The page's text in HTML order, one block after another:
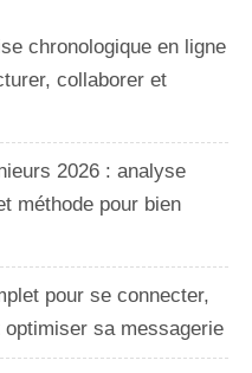
chronologique en ligne
collaborer et
2026 : analyse
méthode pour bien
pour se connecter,
sa messagerie